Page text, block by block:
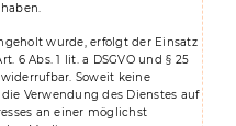
wurde, erfolgt der Einsatz
6 Abs. 1 lit. a DSGVO und § 25
Soweit keine
Verwendung des Dienstes auf
an einer möglichst